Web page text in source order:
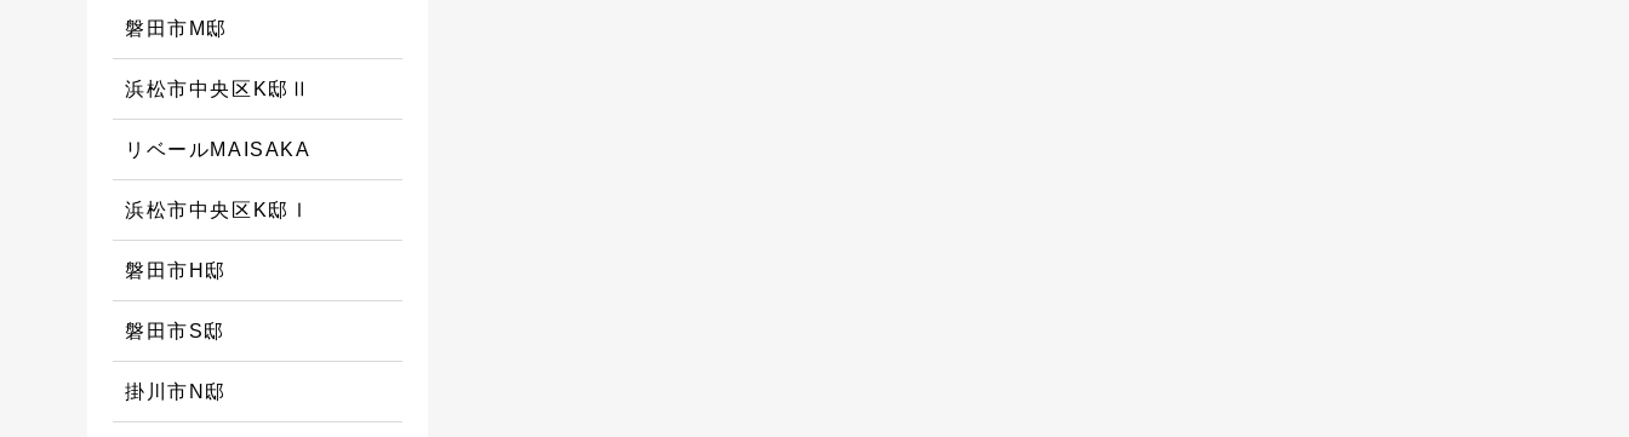
磐田市M邸
浜松市中央区K邸Ⅱ
リベールMAISAKA
浜松市中央区K邸Ⅰ
磐田市H邸
磐田市S邸
掛川市N邸